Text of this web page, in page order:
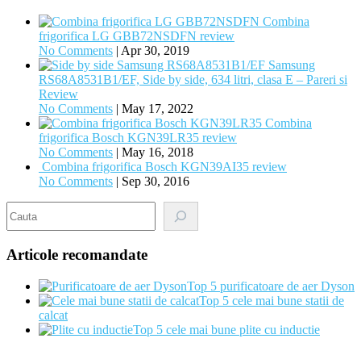
Combina
frigorifica LG GBB72NSDFN review
No Comments Apr 30, 2019
Samsung
RS68A8531B1/EF, Side by side, 634 litri, clasa E – Pareri si
Review
No Comments
May 17, 2022
Combina
frigorifica Bosch KGN39LR35 review
No Comments
May 16, 2018
Combina frigorifica Bosch KGN39AI35 review
No Comments
Sep 30, 2016
Articole recomandate
Top 5 purificatoare de aer Dyson
Top 5 cele mai bune statii de
calcat
Top 5 cele mai bune plite cu inductie